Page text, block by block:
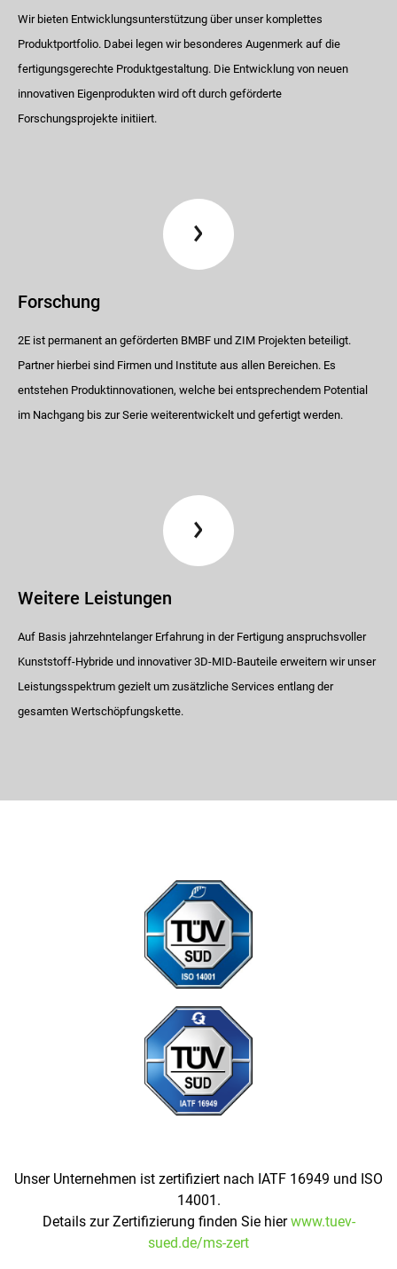
Wir bieten Entwicklungsunterstützung über unser komplettes
Produktportfolio. Dabei legen wir besonderes Augenmerk auf die
fertigungsgerechte Produktgestaltung. Die Entwicklung von neuen
innovativen Eigenprodukten wird oft durch geförderte
Forschungsprojekte initiiert.
Forschung
2E ist permanent an geförderten BMBF und ZIM Projekten beteiligt.
Partner hierbei sind Firmen und Institute aus allen Bereichen. Es
entstehen Produktinnovationen, welche bei entsprechendem Potential
im Nachgang bis zur Serie weiterentwickelt und gefertigt werden.
Weitere Leistungen
Auf Basis jahrzehntelanger Erfahrung in der Fertigung anspruchsvoller
Kunststoff-Hybride und innovativer 3D-MID-Bauteile erweitern wir unser
Leistungsspektrum gezielt um zusätzliche Services entlang der
gesamten Wertschöpfungskette.
Unser Unternehmen ist zertifiziert nach IATF 16949 und ISO
14001.
Details zur Zertifizierung finden Sie hierwww.tuev-
sued.de/ms-zert